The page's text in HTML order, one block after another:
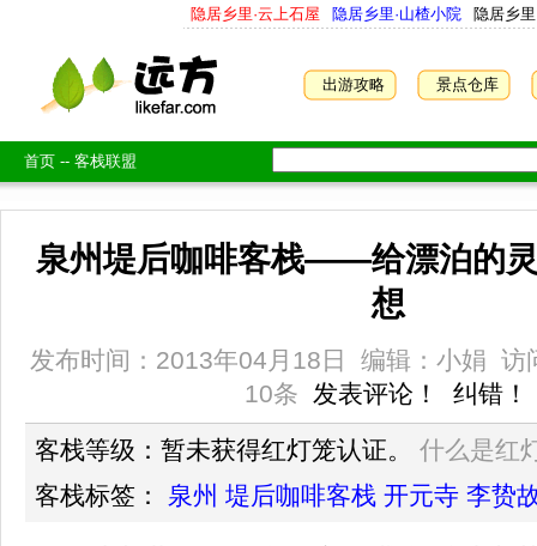
隐居乡里·云上石屋 隐居乡里·山楂小院 隐居乡
出游攻略 景点仓库
首页 -- 客栈联盟
泉州堤后咖啡客栈——给漂泊的
想
发布时间：2013年04月18日 编辑：小娟 访
10条
发表评论！ 纠错！
客栈等级：暂未获得红灯笼认证。 什么是红
客栈标签： 泉州 堤后咖啡客栈 开元寺 李贽